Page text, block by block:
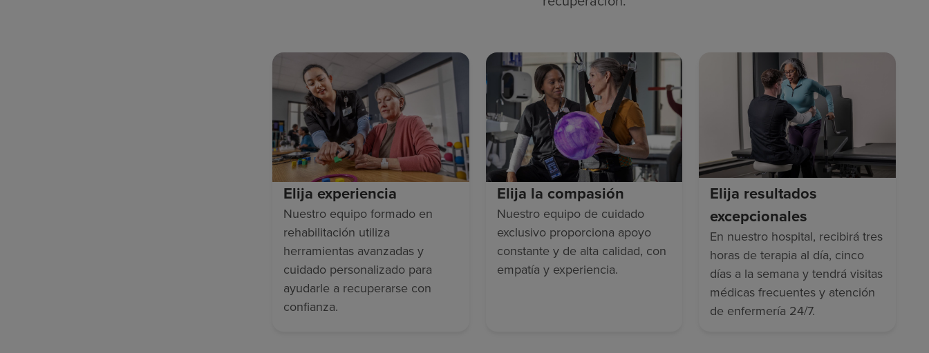
Elija experiencia
Nuestro equipo formado en
rehabilitación utiliza
herramientas avanzadas y
cuidado personalizado para
ayudarle a recuperarse con
confianza.
Elija la compasión
Nuestro equipo de cuidado
exclusivo proporciona apoyo
constante y de alta calidad, con
empatía y experiencia.
Elija resultados
excepcionales
En nuestro hospital, recibirá tres
horas de terapia al día, cinco
días a la semana y tendrá visitas
médicas frecuentes y atención
de enfermería 24/7.